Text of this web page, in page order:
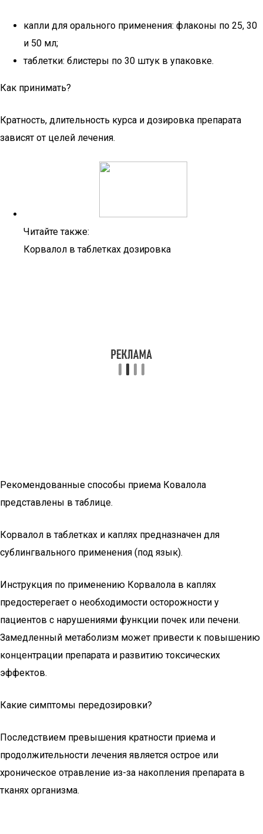
капли для орального применения: флаконы по 25, 30
и 50 мл;
таблетки: блистеры по 30 штук в упаковке.
Как принимать?
Кратность, длительность курса и дозировка препарата
зависят от целей лечения.
Читайте также:
Корвалол в таблетках дозировка
Рекомендованные способы приема Ковалола
представлены в таблице.
Корвалол в таблетках и каплях предназначен для
сублингвального применения (под язык).
Инструкция по применению Корвалола в каплях
предостерегает о необходимости осторожности у
пациентов с нарушениями функции почек или печени.
Замедленный метаболизм может привести к повышению
концентрации препарата и развитию токсических
эффектов.
Какие симптомы передозировки?
Последствием превышения кратности приема и
продолжительности лечения является острое или
хроническое отравление из-за накопления препарата в
тканях организма.